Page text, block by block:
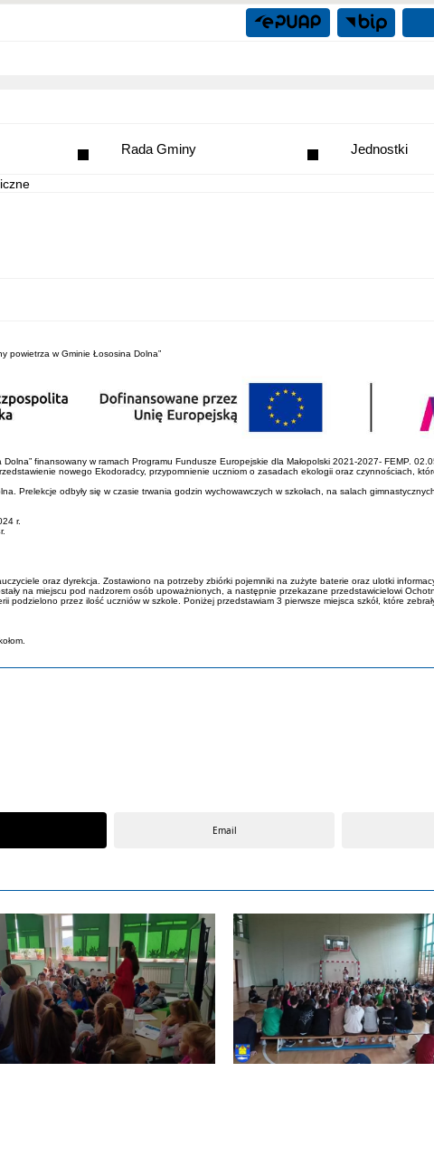
Rada Gminy Jednostki
powietrza w Gminie Łososina Dolna”
finansowany w ramach Programu Fundusze Europejskie dla Małopolski 2021-2027- FEMP.
nowego Ekodoradcy, przypomnienie uczniom o zasadach ekologii oraz czynnościach,
Prelekcje odbyły się w czasie trwania godzin wychowawczych w szkołach, na salach
r.
oraz dyrekcja. Zostawiono na potrzeby zbiórki pojemniki na zużyte baterie oraz ulotki
na miejscu pod nadzorem osób upoważnionych, a następnie przekazane przedstawicielowi
przez ilość uczniów w szkole. Poniżej przedstawiam 3 pierwsze miejsca szkół, które
Email